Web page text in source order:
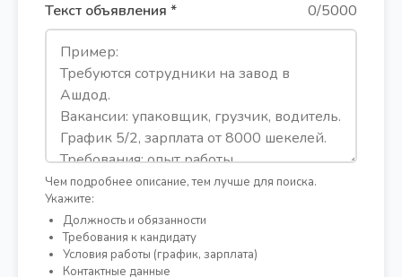
Текст объявления * 0/5000
Чем подробнее описание, тем лучше для поиска.
Укажите:
Должность и обязанности
Требования к кандидату
Условия работы (график, зарплата)
Контактные данные